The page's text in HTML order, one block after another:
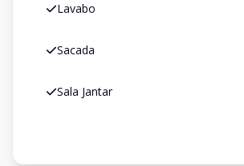
Lavabo
Sacada
Sala Jantar